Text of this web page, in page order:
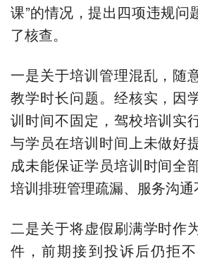
课”的情况，提出四项违规问
了核查。
一是关于培训管理混乱，随
教学时长问题。经核实，因
训时间不固定，驾校培训实
与学员在培训时间上未做好
成未能保证学员培训时间全
培训排班管理疏漏、服务沟通
二是关于将虚假刷满学时作
件，前期接到投诉后仍拒